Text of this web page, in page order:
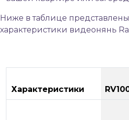
Ниже в таблице
характеристики видеонянь
Характеристики